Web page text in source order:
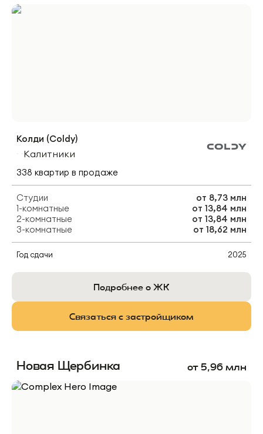
Колди (Coldy)
Калитники
338 квартир в продаже
Студии от 8,73 млн
1-комнатные
от 13,84 млн
2-комнатные
от 13,84 млн
3-комнатные
от 18,62 млн
Год сдачи 2025
Подробнее о ЖК
Связаться с застройщиком
Новая Щербинка от 5,96 млн